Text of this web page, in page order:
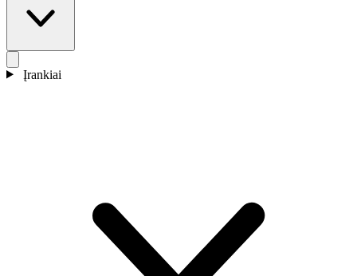
Įrankiai